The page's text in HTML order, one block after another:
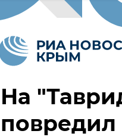
На
повредил